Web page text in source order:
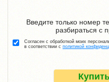
Введите только номер
разбираться с
Согласен с обработкой моих
в соответствии с политикой